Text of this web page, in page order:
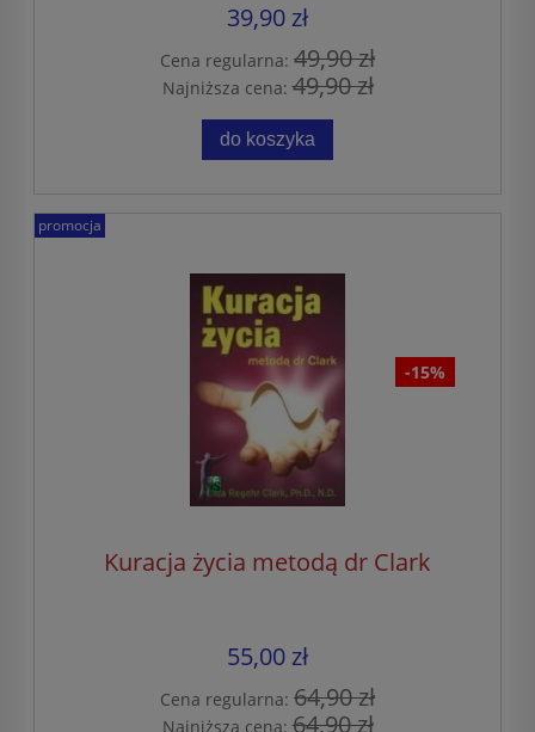
39,90 zł
Cena regularna: 49,90 zł
Najniższa cena:49,90 zł
do koszyka
-15%
Kuracja życia metodą dr Clark
55,00 zł
Cena regularna: 64,90 zł
Najniższa cena:64,90 zł
promocja